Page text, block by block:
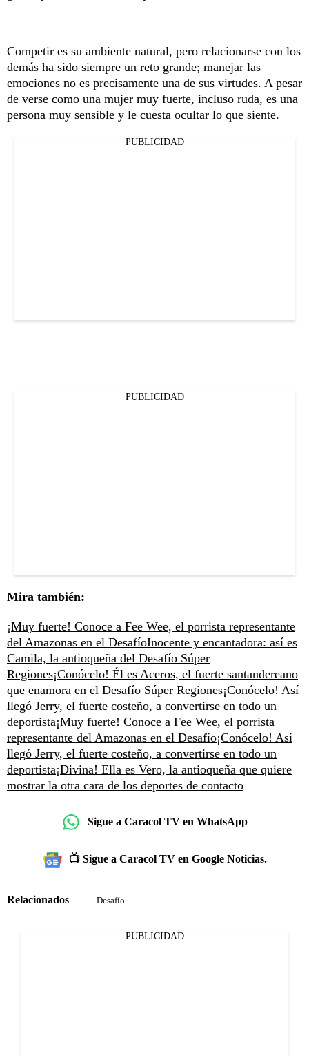
Competir es su ambiente natural, pero relacionarse con los
demás ha sido siempre un reto grande; manejar las
emociones no es precisamente una de sus virtudes. A pesar
de verse como una mujer muy fuerte, incluso ruda, es una
persona muy sensible y le cuesta ocultar lo que siente.
PUBLICIDAD
PUBLICIDAD
Mira también:
¡Muy fuerte! Conoce a Fee Wee, el porrista representante
del Amazonas en el DesafíoInocente y encantadora: así es
Camila, la antioqueña del Desafío Súper
Regiones¡Conócelo! Él es Aceros, el fuerte santandereano
que enamora en el Desafío Súper Regiones¡Conócelo! Así
llegó Jerry, el fuerte costeño, a convertirse en todo un
deportista¡Muy fuerte! Conoce a Fee Wee, el porrista
representante del Amazonas en el Desafío¡Conócelo! Así
llegó Jerry, el fuerte costeño, a convertirse en todo un
deportista¡Divina! Ella es Vero, la antioqueña que quiere
mostrar la otra cara de los deportes de contacto
Sigue a Caracol TV en WhatsApp
📺 Sigue a Caracol TV en Google Noticias.
Relacionados Desafío
PUBLICIDAD